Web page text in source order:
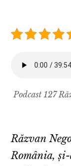
Podcast 127
Răzvan
România,